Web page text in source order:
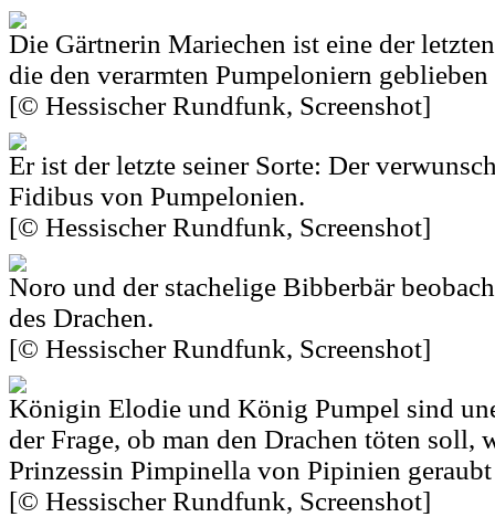
Die Gärtnerin Mariechen ist eine der
die den verarmten Pumpeloniern
[© Hessischer Rundfunk, Screenshot]
Er ist der letzte seiner Sorte: Der
Fidibus von Pumpelonien.
[© Hessischer Rundfunk, Screenshot]
Noro und der stachelige Bibberbär
des Drachen.
[© Hessischer Rundfunk, Screenshot]
Königin Elodie und König Pumpel sind
der Frage, ob man den Drachen töten soll,
Prinzessin Pimpinella von Pipinien
[© Hessischer Rundfunk, Screenshot]